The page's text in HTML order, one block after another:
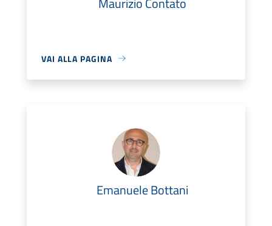
VAI ALLA PAGINA
Emanuele Bottani